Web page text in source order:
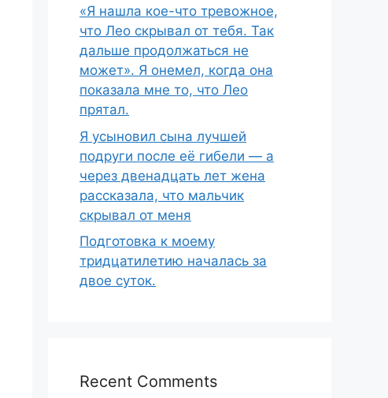
«Я нашла кое-что тревожное,
что Лео скрывал от тебя. Так
дальше продолжаться не
может». Я онемел, когда она
показала мне то, что Лео
прятал.
Я усыновил сына лучшей
подруги после её гибели — а
через двенадцать лет жена
рассказала, что мальчик
скрывал от меня
Подготовка к моему
тридцатилетию началась за
двое суток.
Recent Comments